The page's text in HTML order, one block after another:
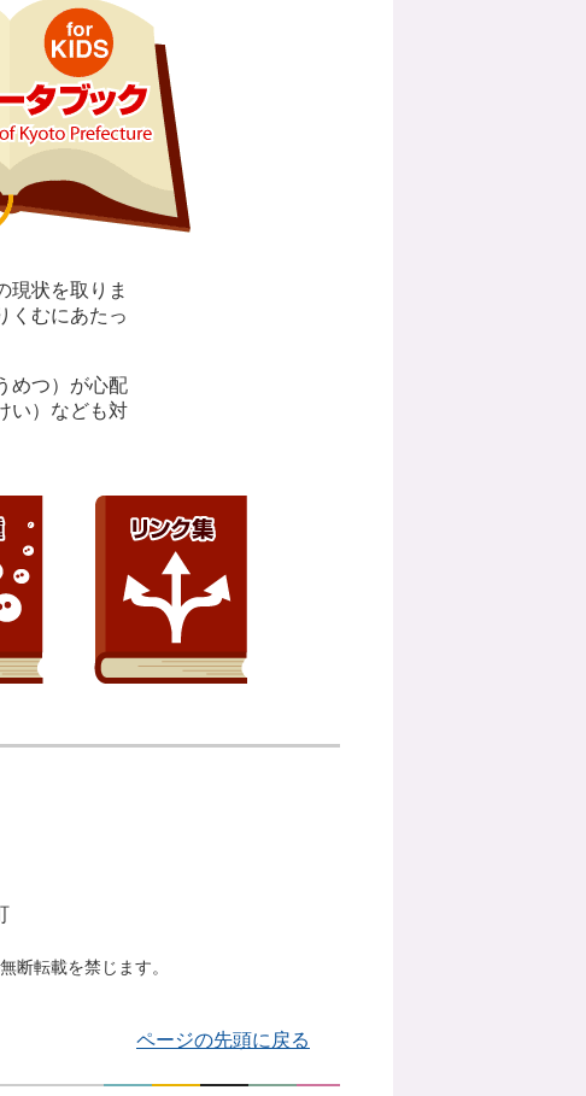
現状を取りま
くむにあたっ
めつ）が心配
い）なども対
断転載を禁じます。
ページの先頭に戻る